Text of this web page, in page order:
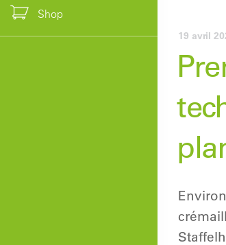
Shop
19 avril